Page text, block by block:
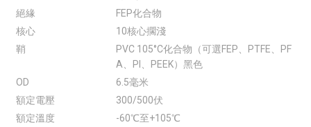
絕緣
FEP化合物
核心
10核心擱淺
鞘
PVC 105°C化合物（可選FEP、PTFE、PF
A、PI、PEEK）黑色
OD
6.5毫米
額定電壓
300/500伏
額定溫度
-60℃至+105℃